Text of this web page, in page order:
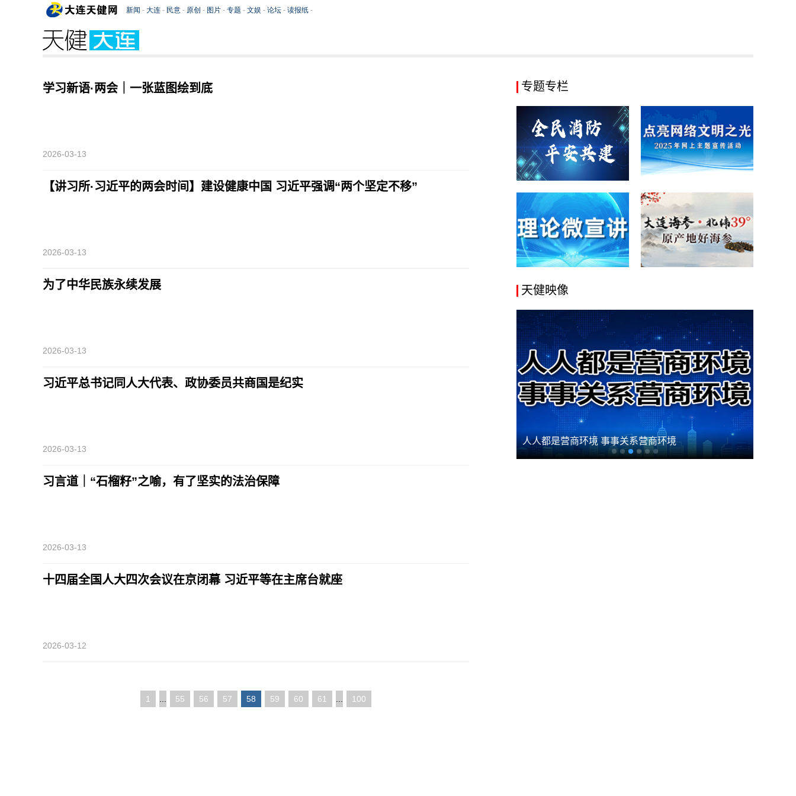
学习新语·两会｜一张蓝图绘到底
2026-03-13
【讲习所·习近平的两会时间】建设健康中国 习近平强调“两个坚定不移”
2026-03-13
为了中华民族永续发展
2026-03-13
习近平总书记同人大代表、政协委员共商国是纪实
2026-03-13
习言道｜“石榴籽”之喻，有了坚实的法治保障
2026-03-13
十四届全国人大四次会议在京闭幕 习近平等在主席台就座
2026-03-12
1 55 56 57 58 59 60 61 100